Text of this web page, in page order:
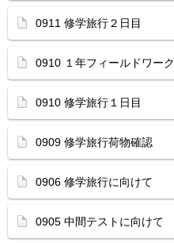
0911 修学旅行２日目
0910 １年フィールドワーク
0910 修学旅行１日目
0909 修学旅行荷物確認
0906 修学旅行に向けて
0905 中間テストに向けて